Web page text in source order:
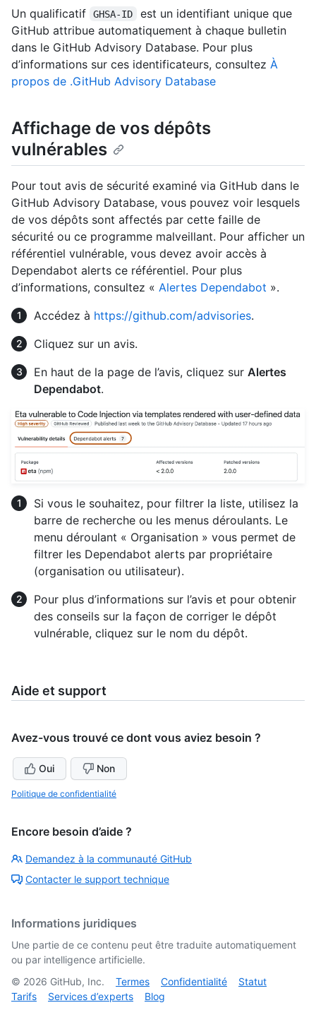
Un qualificatif GHSA-ID
est un identifiant unique que
GitHub attribue automatiquement à chaque bulletin
dans le GitHub Advisory Database. Pour plus
d’informations sur ces identificateurs, consultez À
propos de .GitHub Advisory Database
Affichage de vos dépôts
vulnérables
Pour tout avis de sécurité examiné via GitHub dans le
GitHub Advisory Database, vous pouvez voir lesquels
de vos dépôts sont affectés par cette faille de
sécurité ou ce programme malveillant. Pour afficher un
référentiel vulnérable, vous devez avoir accès à
Dependabot alerts ce référentiel. Pour plus
d’informations, consultez « Alertes Dependabot ».
Accédez à https://github.com/advisories.
Cliquez sur un avis.
En haut de la page de l’avis, cliquez sur Alertes
Dependabot.
Si vous le souhaitez, pour filtrer la liste, utilisez la
barre de recherche ou les menus déroulants. Le
menu déroulant « Organisation » vous permet de
filtrer les Dependabot alerts par propriétaire
(organisation ou utilisateur).
Pour plus d’informations sur l’avis et pour obtenir
des conseils sur la façon de corriger le dépôt
vulnérable, cliquez sur le nom du dépôt.
Aide et support
Avez-vous trouvé ce dont vous aviez besoin ?
Oui Non
Politique de confidentialité
Encore besoin d’aide ?
Demandez à la communauté GitHub
Contacter le support technique
Informations juridiques
Une partie de ce contenu peut être traduite automatiquement
ou par intelligence artificielle.
© 2026 GitHub, Inc. Termes Confidentialité
Statut
Tarifs
Services d’experts Blog